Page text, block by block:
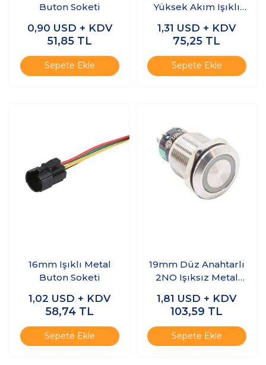
Buton Soketi
0,90 USD + KDV
51,85 TL
Sepete Ekle
Yüksek Akım Işıklı
1,31 USD + KDV
75,25 TL
Sepete Ekle
16mm Işıklı Metal
Buton Soketi
1,02 USD + KDV
58,74 TL
Sepete Ekle
19mm Düz Anahtarlı
2NO Işıksız Metal
1,81 USD + KDV
103,59 TL
Sepete Ekle